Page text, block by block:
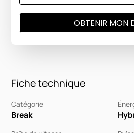
Fiche technique
Catégorie
Break
OBTENIR MON